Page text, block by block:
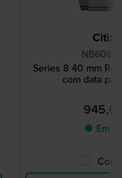
Series 8 40 mm
com data
● Em